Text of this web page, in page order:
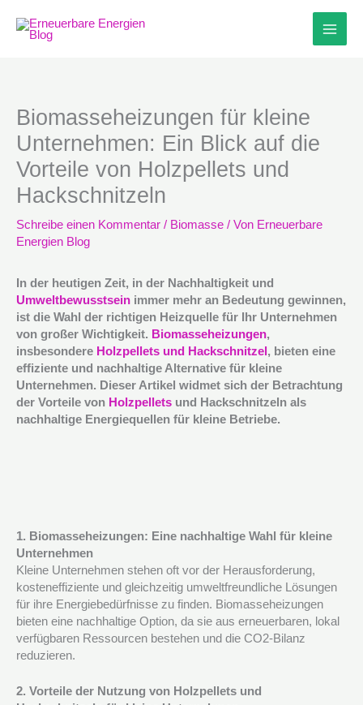
Inhalt
springen
Biomasseheizungen für kleine
Unternehmen: Ein Blick auf die
Vorteile von Holzpellets und
Hackschnitzeln
Schreibe einen Kommentar / Biomasse / Von Erneuerbare
Energien Blog
In der heutigen Zeit, in der Nachhaltigkeit und
Umweltbewusstsein immer mehr an Bedeutung gewinnen,
ist die Wahl der richtigen Heizquelle für Ihr Unternehmen
von großer Wichtigkeit. Biomasseheizungen,
insbesondere Holzpellets und Hackschnitzel, bieten eine
effiziente und nachhaltige Alternative für kleine
Unternehmen. Dieser Artikel widmet sich der Betrachtung
der Vorteile von Holzpellets und Hackschnitzeln als
nachhaltige Energiequellen für kleine Betriebe.
1. Biomasseheizungen: Eine nachhaltige Wahl für kleine
Unternehmen
Kleine Unternehmen stehen oft vor der Herausforderung,
kosteneffiziente und gleichzeitig umweltfreundliche Lösungen
für ihre Energiebedürfnisse zu finden. Biomasseheizungen
bieten eine nachhaltige Option, da sie aus erneuerbaren, lokal
verfügbaren Ressourcen bestehen und die CO2-Bilanz
reduzieren.
2. Vorteile der Nutzung von Holzpellets und